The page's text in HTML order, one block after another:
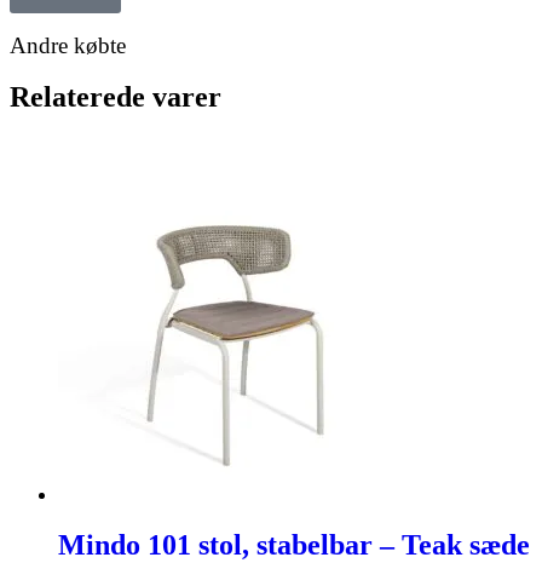
Andre købte
Relaterede varer
Mindo 101 stol, stabelbar – Teak sæde